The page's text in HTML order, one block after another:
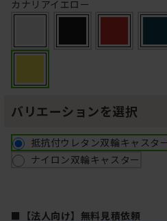
カナリアイエロー
バリエーションを選択
抵抗付ウレタン双輪キャスタ
ナイロン双輪キャスター
■【法人向け】無料見積依頼